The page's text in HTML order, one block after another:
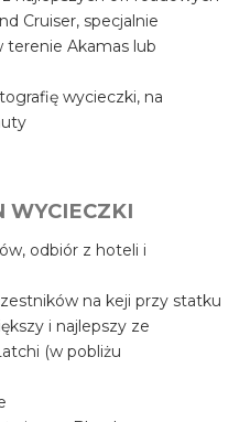
Cruiser, specjalnie
terenie Akamas lub
wycieczki, na
WYCIECZKI
odbiór z hoteli i
na keji przy statku
i najlepszy ze
(w pobliżu